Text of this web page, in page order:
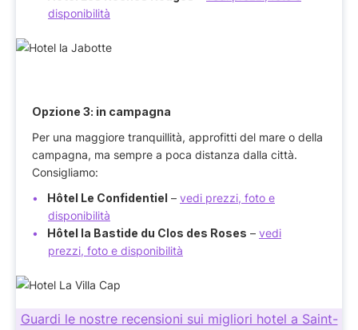
disponibilità
Opzione 3: in campagna
Per una maggiore tranquillità, approfitti del mare o della
campagna, ma sempre a poca distanza dalla città.
Consigliamo:
Hôtel Le Confidentiel – vedi prezzi, foto e
disponibilità
Hôtel la Bastide du Clos des Roses – vedi
prezzi, foto e disponibilità
Guardi le nostre recensioni sui migliori hotel a Saint-